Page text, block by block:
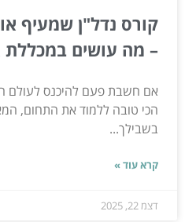
קורס נדל"ן שמעיף
– מה עושים במכללת
אם חשבת פעם להיכנס לעולם
הכי טובה ללמוד את התחום,
בשבילך...
קרא עוד »
דצמ 22, 2025